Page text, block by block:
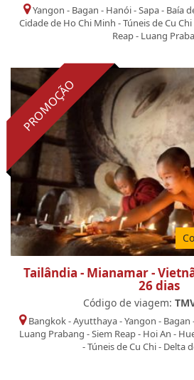
Yangon - Bagan - Hanói-Sapa- Baía
Cidade de Ho Chi Minh -Túneis de Cu Chi
Reap- Luang
PROMOÇÃO
Tailândia - Mianamar -
26 dias
Código de viagem:
Bangkok-Ayutthaya-Yangon - Bagan
Luang Prabang -Siem Reap- Hoi An -
-Túneis de Cu Chi- Delta